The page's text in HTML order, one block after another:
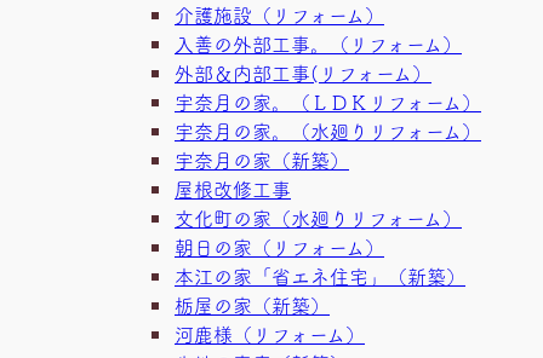
介護施設（リフォーム）
入善の外部工事。（リフォーム）
外部＆内部工事(リフォーム）
宇奈月の家。（ＬＤＫリフォーム）
宇奈月の家。（水廻りリフォーム）
宇奈月の家（新築）
屋根改修工事
文化町の家（水廻りリフォーム）
朝日の家（リフォーム）
本江の家「省エネ住宅」（新築）
栃屋の家（新築）
河鹿様（リフォーム）